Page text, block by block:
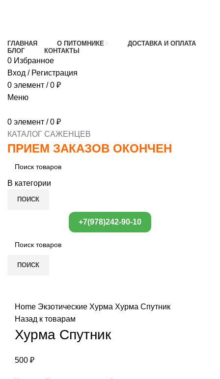
ГЛАВНАЯ О ПИТОМНИКЕ
ДОСТАВКА И ОПЛАТА
БЛОГ
КОНТАКТЫ
0 Избранное
Вход / Регистрация
0 элемент / 0 ₽
Меню
0 элемент / 0 ₽
КАТАЛОГ САЖЕНЦЕВ
ПРИЕМ ЗАКАЗОВ ОКОНЧЕН
В категории
ПОИСК
+7(978)242-90-10
ПОИСК
Home Экзотические Хурма Хурма Спутник
Назад к товарам
Хурма Спутник
500 ₽